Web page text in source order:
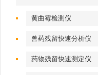
黄曲霉检测仪
兽药残留快速分析仪
药物残留快速测定仪